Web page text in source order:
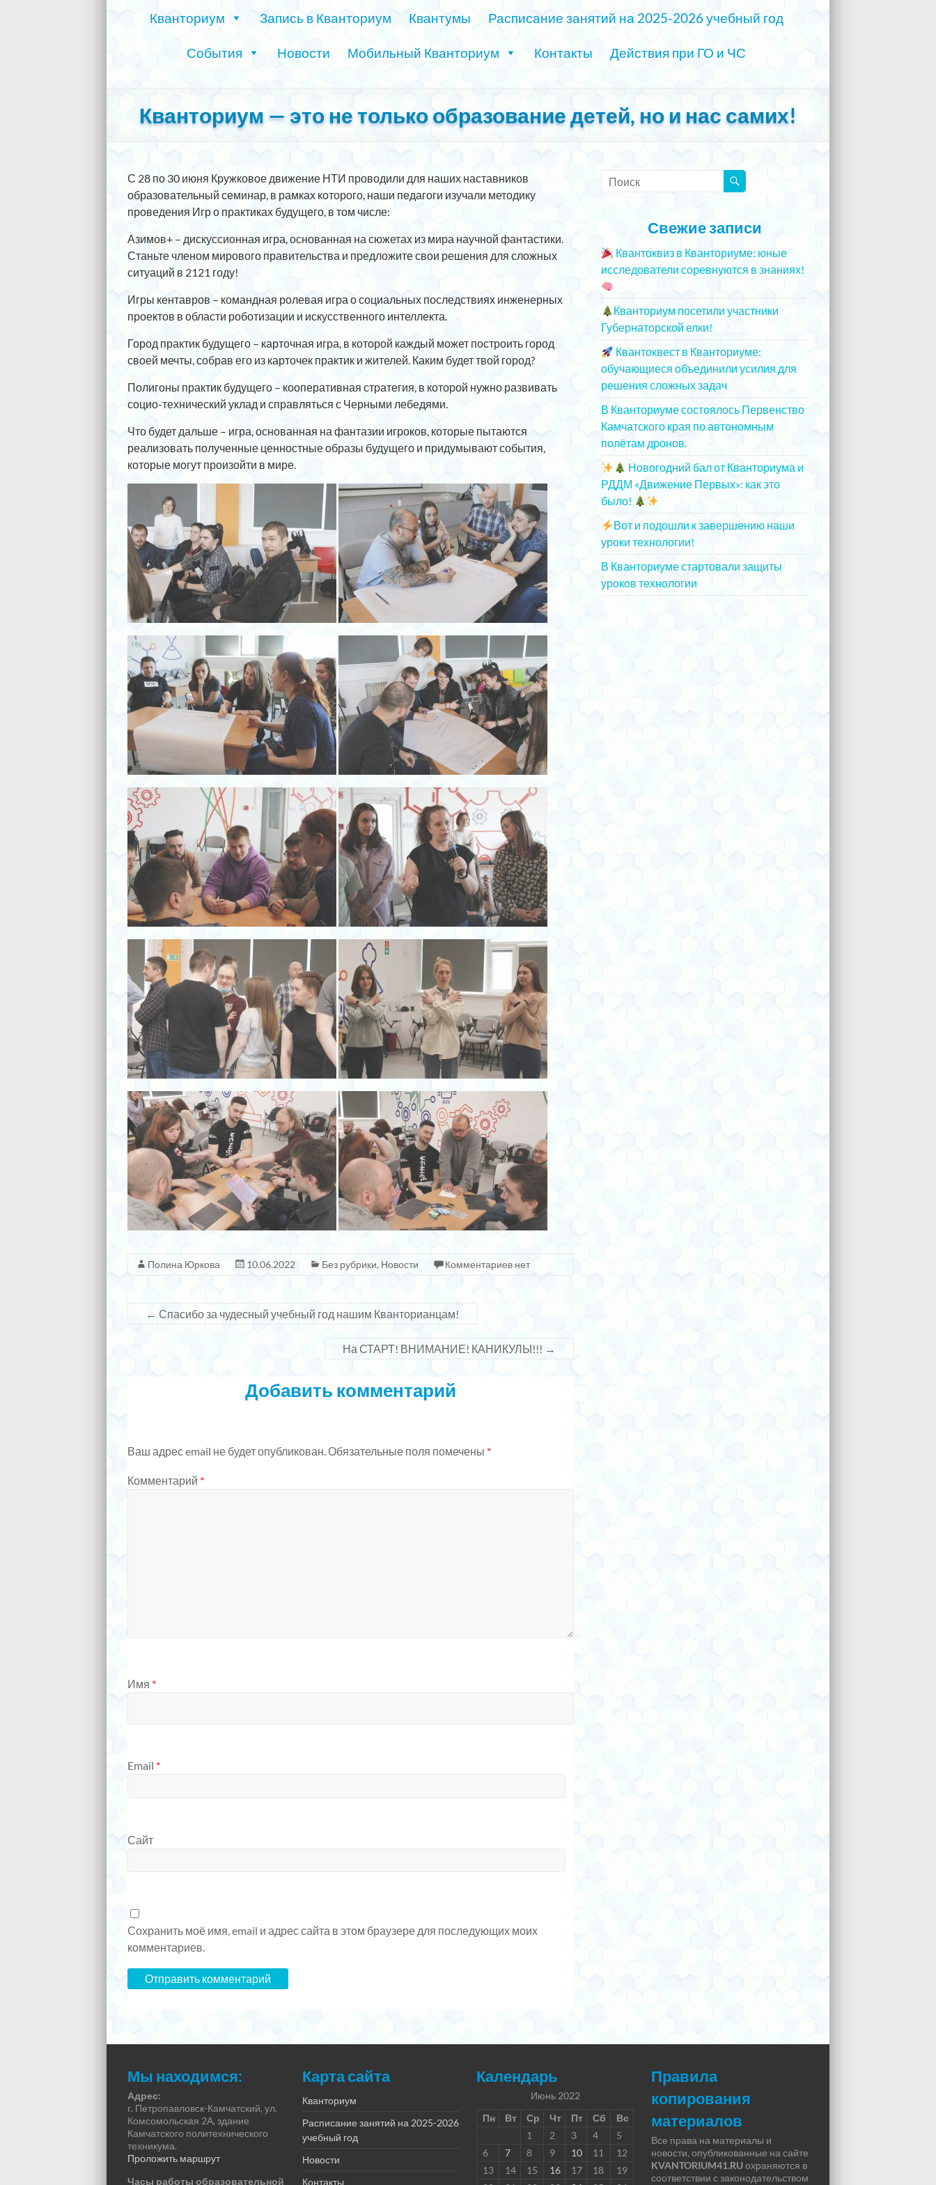
Кванториум Запись в Кванториум Квантумы Расписание занятий на 2025-2026 учебный год
События Новости Мобильный Кванториум Контакты Действия при ГО и ЧС
Кванториум — это не только образование детей, но и нас самих!
С 28 по 30 июня Кружковое движение НТИ проводили для наших наставников
образовательный семинар, в рамках которого, наши педагоги изучали методику
проведения Игр о практиках будущего, в том числе:
Азимов+ – дискуссионная игра, основанная на сюжетах из мира научной фантастики.
Станьте членом мирового правительства и предложите свои решения для сложных
ситуаций в 2121 году!
Игры кентавров – командная ролевая игра о социальных последствиях инженерных
проектов в области роботизации и искусственного интеллекта.
Город практик будущего – карточная игра, в которой каждый может построить город
своей мечты, собрав его из карточек практик и жителей. Каким будет твой город?
Полигоны практик будущего – кооперативная стратегия, в которой нужно развивать
социо-технический уклад и справляться с Черными лебедями.
Что будет дальше – игра, основанная на фантазии игроков, которые пытаются
реализовать полученные ценностные образы будущего и придумывают события,
которые могут произойти в мире.
Полина Юркова 10.06.2022 Без рубрики, Новости Комментариев нет
← Спасибо за чудесный учебный год нашим Кванторианцам!
На СТАРТ! ВНИМАНИЕ! КАНИКУЛЫ!!! →
Добавить комментарий
Ваш адрес email не будет опубликован.Обязательные поля помечены *
Комментарий *
Имя *
Email *
Сайт
Сохранить моё имя, email и адрес сайта в этом браузере для последующих моих
комментариев.
Свежие записи
Квантоквиз в Кванториуме: юные
исследователи соревнуются в знаниях!
Кванториум посетили участники
Губернаторской елки!
Квантоквест в Кванториуме:
обучающиеся объединили усилия для
решения сложных задач
В Кванториуме состоялось Первенство
Камчатского края по автономным
полётам дронов.
Новогодний бал от Кванториума и
РДДМ «Движение Первых»: как это
было!
Вот и подошли к завершению наши
уроки технологии!
В Кванториуме стартовали защиты
уроков технологии
Мы находимся:
Адрес:
г. Петропавловск-Камчатский, ул.
Комсомольская 2А, здание
Камчатского политехнического
техникума.
Проложить маршрут
Часы работы образовательной
Карта сайта
Кванториум
Расписание занятий на 2025-2026
учебный год
Новости
Контакты
Календарь
Июнь 2022
Пн
Вт Ср Чт Пт Сб
Вс
1
2 3 4
5
6
7 8 9 10 11
12
13
14 15 16 17 18
19
Правила
копирования
материалов
Все права на материалы и
новости, опубликованные на сайте
KVANTORIUM41.RUохраняются в
соответствии с законодательством